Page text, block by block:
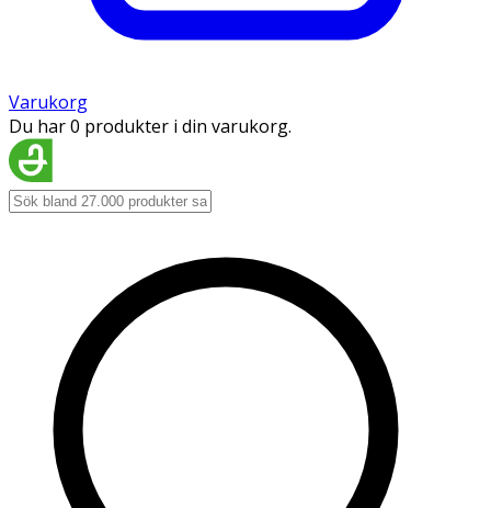
Varukorg
Du har 0 produkter i din varukorg.